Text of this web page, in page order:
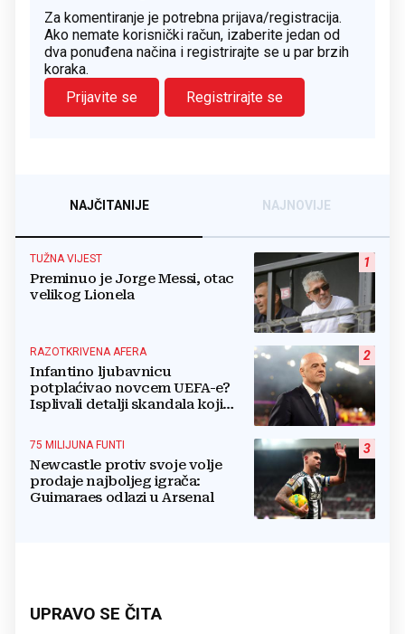
Za komentiranje je potrebna prijava/registracija.
Ako nemate korisnički račun, izaberite jedan od
dva ponuđena načina i registrirajte se u par brzih
koraka.
Prijavite se
Registrirajte se
NAJČITANIJE NAJNOVIJE
1
TUŽNA VIJEST
Preminuo je Jorge Messi, otac
velikog Lionela
2
RAZOTKRIVENA AFERA
Infantino ljubavnicu
potplaćivao novcem UEFA-e?
Isplivali detalji skandala koji
3
75 MILIJUNA FUNTI
Newcastle protiv svoje volje
prodaje najboljeg igrača:
Guimaraes odlazi u Arsenal
UPRAVO SE ČITA